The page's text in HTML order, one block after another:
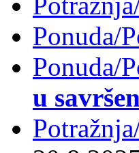
Ponuda/
Ponuda/
u